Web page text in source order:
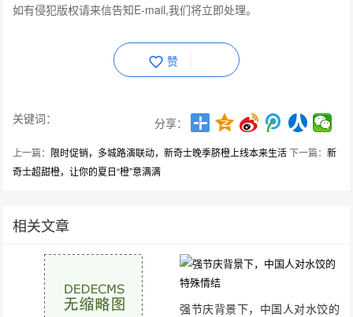
如有侵犯版权请来信告知E-mail,我们将立即处理。
赞
关键词： 分享：
上一篇： 限时促销，多城路演联动，新奇士晚季脐橙上线本来生活下一篇：新
奇士超甜橙，让你的夏日“橙”意满满
相关文章
强节庆背景下，中国人对水饺的